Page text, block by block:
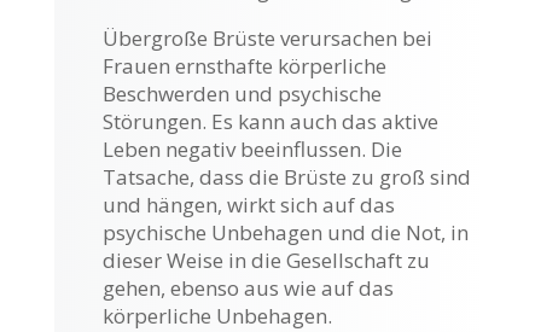
Übergroße Brüste verursachen bei
Frauen ernsthafte körperliche
Beschwerden und psychische
Störungen. Es kann auch das aktive
Leben negativ beeinflussen. Die
Tatsache, dass die Brüste zu groß sind
und hängen, wirkt sich auf das
psychische Unbehagen und die Not, in
dieser Weise in die Gesellschaft zu
gehen, ebenso aus wie auf das
körperliche Unbehagen.